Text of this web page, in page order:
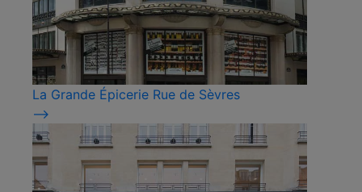
La Grande Épicerie Rue de Sèvres
⟶